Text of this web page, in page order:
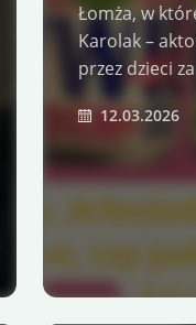
Łomża, w
Karolak –
przez dzieci
12.03.2026